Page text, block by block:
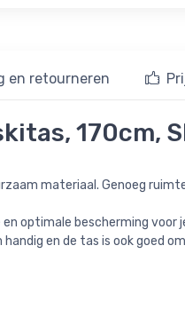
en retourneren
170cm,
materiaal. Genoeg
optimale bescherming
en de tas is ook goed